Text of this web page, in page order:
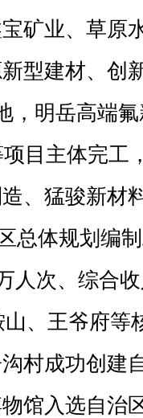
矿业、草原
型建材、创
，明岳高端
目主体完工
、猛骏新材
总体规划编
人次、综合
、王爷府等
村成功创建
馆入选自治